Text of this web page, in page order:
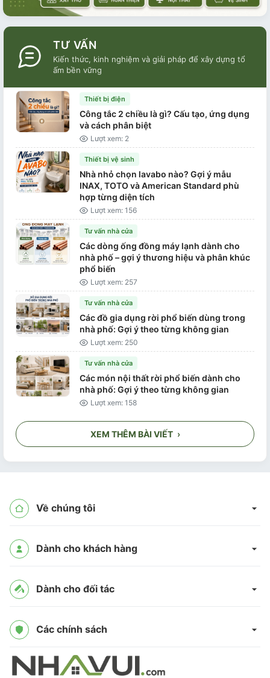
TƯ VẤN
Kiến thức, kinh nghiệm và giải pháp để xây dựng tổ
ấm bền vững
Thiết bị điện
Công tắc 2 chiều là gì? Cấu tạo, ứng dụng
và cách phân biệt
Lượt xem: 2
Thiết bị vệ sinh
Nhà nhỏ chọn lavabo nào? Gợi ý mẫu
INAX, TOTO và American Standard phù
hợp từng diện tích
Lượt xem: 156
Tư vấn nhà cửa
Các dòng ống đồng máy lạnh dành cho
nhà phố – gợi ý thương hiệu và phân khúc
phổ biến
Lượt xem: 257
Tư vấn nhà cửa
Các đồ gia dụng rời phổ biến dùng trong
nhà phố: Gợi ý theo từng không gian
Lượt xem: 250
Tư vấn nhà cửa
Các món nội thất rời phổ biến dành cho
nhà phố: Gợi ý theo từng không gian
Lượt xem: 158
XEM THÊM BÀI VIẾT ›
Về chúng tôi
Dành cho khách hàng
Dành cho đối tác
Các chính sách